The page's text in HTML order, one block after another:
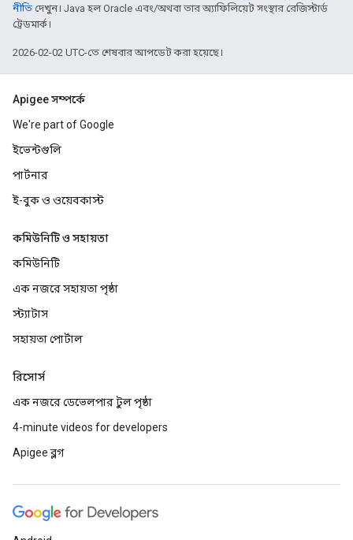
নীতি দেখুন। Java হল Oracle এবং/অথবা তার অ্যাফিলিয়েট সংস্থার রেজিস্টার্ড
ট্রেডমার্ক।
2026-02-02 UTC-তে শেষবার আপডেট করা হয়েছে।
Apigee সম্পর্কে
We're part of Google
ইভেন্টগুলি
পার্টনার
ই-বুক ও ওয়েবকাস্ট
কমিউনিটি ও সহায়তা
কমিউনিটি
এক নজরে সহায়তা পৃষ্ঠা
স্ট্যাটাস
সহায়তা পোর্টাল
রিসোর্স
এক নজরে ডেভেলপার টুল পৃষ্ঠা
4-minute videos for developers
Apigee ব্লগ